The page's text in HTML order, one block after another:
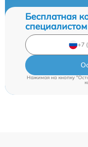
Бесплатная
специалистом
Нажимая на кнопку